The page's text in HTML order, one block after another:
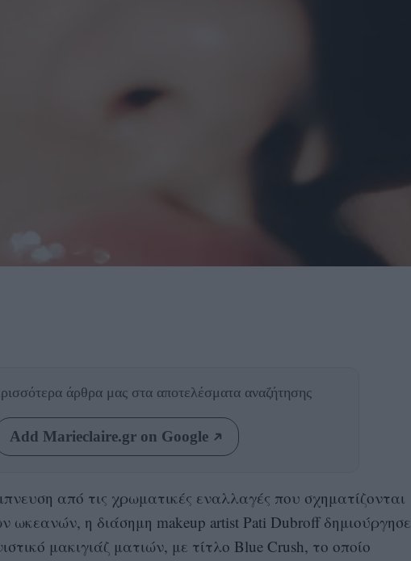
άρθρα μας στα αποτελέσματα αναζήτησης
Add Marieclaire.gr on Google
από τις χρωματικές εναλλαγές που σχηματίζονται
ωκεανών, η διάσημη makeup artist Pati Dubroff δημιούργησε
μακιγιάζ ματιών, με τίτλο Blue Crush, το οποίο